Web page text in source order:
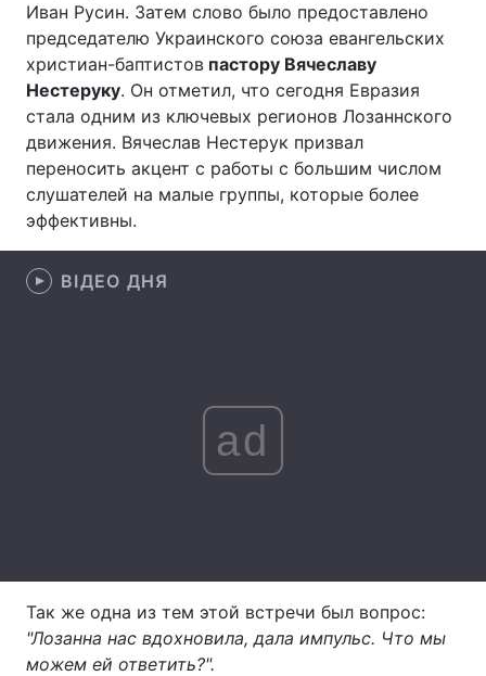
Головна Війна
Україна Політика
Економіка Світ
Спорт Наука
Техно і зв'язок Лайт
Зброя Інциденти
Архів Вакансії
Контакти
Иван Русин. Затем слово было предоставлено
председателю Украинского союза евангельских
христиан-баптистов пастору Вячеславу
Нестеруку. Он отметил, что сегодня Евразия
стала одним из ключевых регионов Лозаннского
движения. Вячеслав Нестерук призвал
переносить акцент с работы с большим числом
слушателей на малые группы, которые более
эффективны.
ВІДЕО ДНЯ
ad
Так же одна из тем этой встречи был вопрос:
"Лозанна нас вдохновила, дала импульс. Что мы
можем ей ответить?".